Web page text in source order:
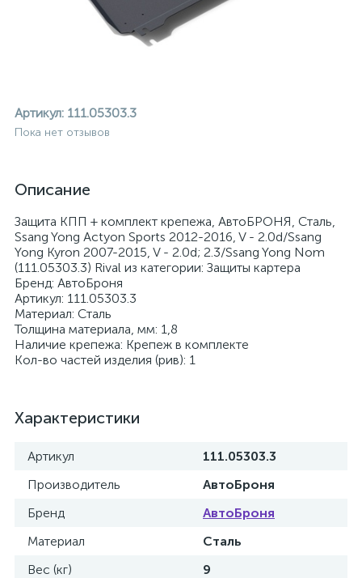
Артикул: 111.05303.3
Пока нет отзывов
Описание
Защита КПП + комплект крепежа, АвтоБРОНЯ, Сталь,
Ssang Yong Actyon Sports 2012-2016, V - 2.0d/Ssang
Yong Kyron 2007-2015, V - 2.0d; 2.3/Ssang Yong Nom
(111.05303.3) Rival из категории: Защиты картера
Бренд: АвтоБроня
Артикул: 111.05303.3
Материал: Сталь
Толщина материала, мм: 1,8
Наличие крепежа: Крепеж в комплекте
Кол-во частей изделия (рив): 1
Характеристики
Артикул
111.05303.3
Производитель
АвтоБроня
Бренд
АвтоБроня
Материал
Сталь
Вес (кг)
9